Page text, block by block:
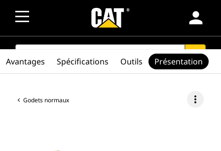
person
SEARCH search
Godets normaux more_vert
Avantages Spécifications Outils Présentation